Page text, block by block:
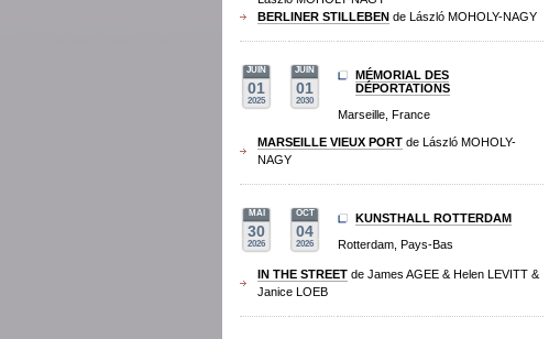
BERLINER STILLEBEN de László MOHOLY-NAGY
JUIN
01
2025
JUIN
01
2030
MÉMORIAL DES
DÉPORTATIONS
Marseille, France
MARSEILLE VIEUX PORT de László MOHOLY-
NAGY
MAI
30
2026
OCT
04
2026
KUNSTHALL ROTTERDAM
Rotterdam, Pays-Bas
IN THE STREET de James AGEE & Helen LEVITT &
Janice LOEB